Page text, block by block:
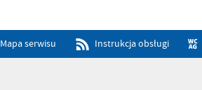
Mapa serwisu Instrukcja obsługi